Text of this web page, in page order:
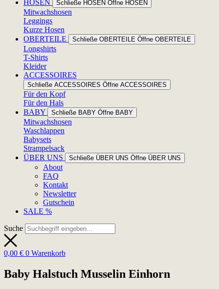
HOSEN
Schließe HOSEN Öffne HOSEN
Mitwachshosen
Leggings
Kurze Hosen
OBERTEILE
Schließe OBERTEILE Öffne OBERTEILE
Longshirts
T-Shirts
Kleider
ACCESSOIRES
Schließe ACCESSOIRES Öffne ACCESSOIRES
Für den Kopf
Für den Hals
BABY
Schließe BABY Öffne BABY
Mitwachshosen
Waschlappen
Babysets
Strampelsack
ÜBER UNS
Schließe ÜBER UNS Öffne ÜBER UNS
About
FAQ
Kontakt
Newsletter
Gutschein
SALE %
Suche
0,00 € 0 Warenkorb
Baby Halstuch Musselin Einhorn